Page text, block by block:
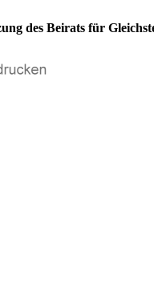
des Beirats für